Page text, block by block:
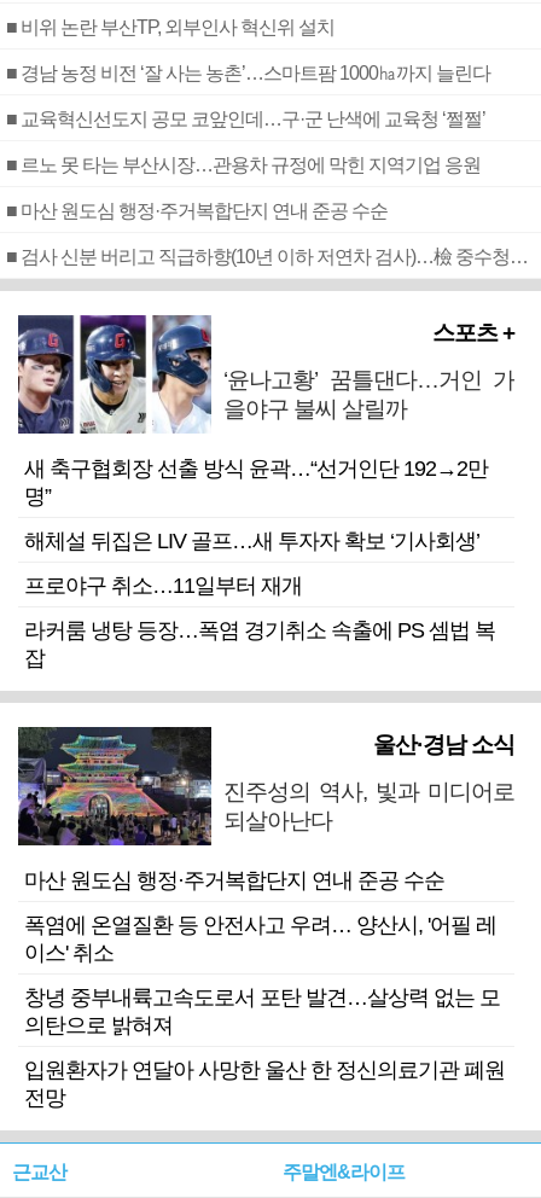
■ 비위 논란 부산TP, 외부인사 혁신위 설치
■ 경남 농정 비전 ‘잘 사는 농촌’…스마트팜 1000㏊까지 늘린다
■ 교육혁신선도지 공모 코앞인데…구·군 난색에 교육청 ‘쩔쩔’
■ 르노 못 타는 부산시장…관용차 규정에 막힌 지역기업 응원
■ 마산 원도심 행정·주거복합단지 연내 준공 수순
■ 검사 신분 버리고 직급하향(10년 이하 저연차 검사)…檢 중수청행 기피
스포츠 +
‘윤나고황’ 꿈틀댄다…거인 가
을야구 불씨 살릴까
새 축구협회장 선출 방식 윤곽…“선거인단 192→2만
명”
해체설 뒤집은 LIV 골프…새 투자자 확보 ‘기사회생’
프로야구 취소…11일부터 재개
라커룸 냉탕 등장…폭염 경기취소 속출에 PS 셈법 복
잡
울산·경남 소식
진주성의 역사, 빛과 미디어로
되살아난다
마산 원도심 행정·주거복합단지 연내 준공 수순
폭염에 온열질환 등 안전사고 우려… 양산시, '어필 레
이스' 취소
창녕 중부내륙고속도로서 포탄 발견…살상력 없는 모
의탄으로 밝혀져
입원환자가 연달아 사망한 울산 한 정신의료기관 폐원
전망
근교산 주말엔&라이프